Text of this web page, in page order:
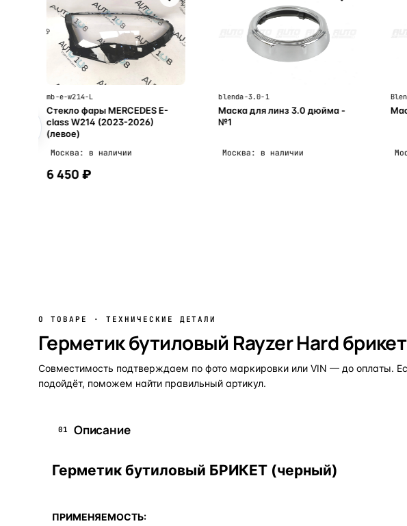
mb-e-w214-L
Стекло фары MERCEDES E-
class W214 (2023-2026)
(левое)
Москва: в наличии
6 450 ₽
blenda-3.0-1
Маска для линз 3.0 дюйма -
№1
Москва: в наличии
О ТОВАРЕ · ТЕХНИЧЕСКИЕ ДЕТАЛИ
Герметик бутиловый Rayzer Hard
Совместимость подтверждаем по фото маркировки или VIN — до оплаты.
подойдёт, поможем найти правильный артикул.
01 Описание
Герметик бутиловый БРИКЕТ (черный)
ПРИМЕНЯЕМОСТЬ: